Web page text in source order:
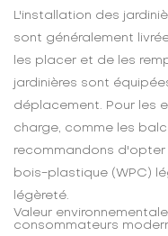
L'installation des
sont généralement
les placer et de les
jardinières sont
déplacement. Pour les
charge, comme les
recommandons
bois-plastique (WPC)
légèreté.
Valeur
consommateurs